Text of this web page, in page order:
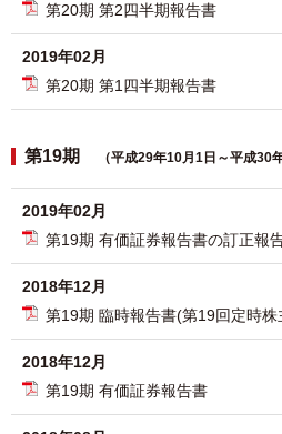
第20期 第2四半期報告書
2019年02月
第20期 第1四半期報告書
第19期 （平成29年10月1日～平成30
2019年02月
第19期 有価証券報告書の訂正報
2018年12月
第19期 臨時報告書(第19回定時
2018年12月
第19期 有価証券報告書